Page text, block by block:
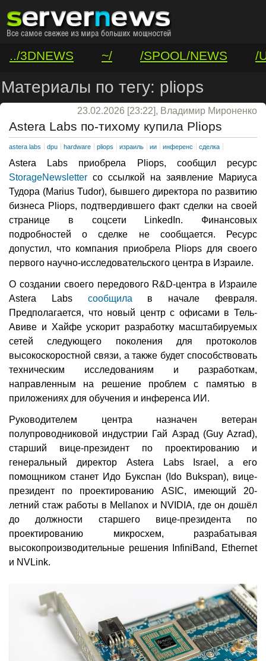
../3DNEWS ~/ /SPOOL/NEWS
/
/VAR/CONTACT
Материалы по тегу: pliops
23.02.2026 [23:22], Владимир Мироненко
Astera Labs по-тихому купила Pliops
astera labs dpu hardware pliops израиль ии инференс сделка
Astera Labs приобрела Pliops, сообщил ресурс
StorageNewsletter со ссылкой на заявление Мариуса
Тудора (Marius Tudor), бывшего директора по развитию
бизнеса Pliops, подтвердившего факт сделки на своей
странице в соцсети LinkedIn. Финансовых
подробностей о сделке не сообщается. Ресурс
допустил, что компания приобрела Pliops для своего
первого научно-исследовательского центра в Израиле.
О создании своего передового R&D-центра в Израиле
Astera Labs сообщила в начале февраля.
Предполагается, что новый центр с офисами в Тель-
Авиве и Хайфе ускорит разработку масштабируемых
сетей следующего поколения для протоколов
высокоскоростной связи, а также будет способствовать
техническим исследованиям и разработкам,
направленным на решение проблем с памятью в
приложениях для обучения и инференса ИИ.
Руководителем центра назначен ветеран
полупроводниковой индустрии Гай Азрад (Guy Azrad),
старший вице-президент по проектированию и
генеральный директор Astera Labs Israel, а его
помощником станет Идо Букспан (Ido Bukspan), вице-
президент по проектированию ASIC, имеющий 20-
летний стаж работы в Mellanox и NVIDIA, где он дошёл
до должности старшего вице-президента по
проектированию микросхем, разрабатывая
высокопроизводительные решения InfiniBand, Ethernet
и NVLink.